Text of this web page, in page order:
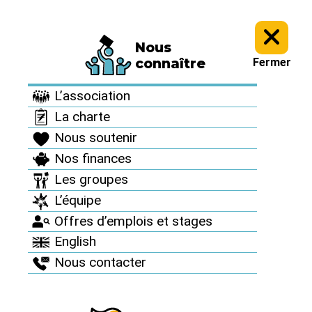
Nous
connaître
L’association
La charte
Nous soutenir
Nos finances
Les groupes
L’équipe
Offres d’emplois et stages
English
Nous contacter
Fermer
Informez vous > Revue "Sortir du nucléaire" >
Sortir du nucléaire
Sortir du nucléaire
n°75
Automne 2017